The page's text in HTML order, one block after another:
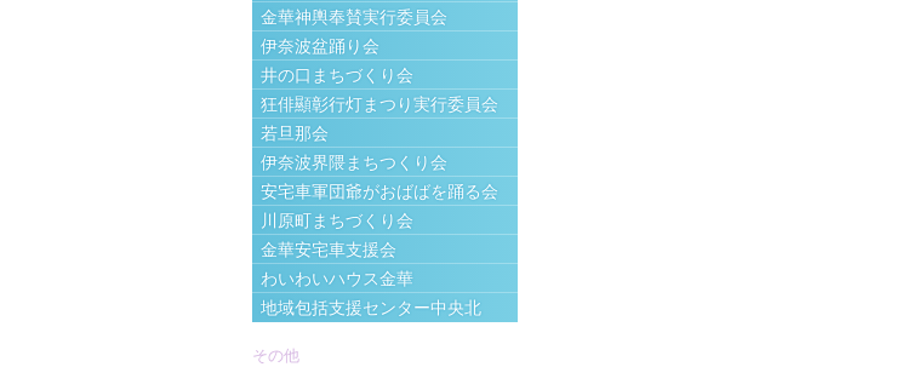
金華神輿奉賛実行委員会
伊奈波盆踊り会
井の口まちづくり会
狂俳顯彰行灯まつり実行委員会
若旦那会
伊奈波界隈まちつくり会
安宅車軍団爺がおばばを踊る会
川原町まちづくり会
金華安宅車支援会
わいわいハウス金華
地域包括支援センター中央北
その他